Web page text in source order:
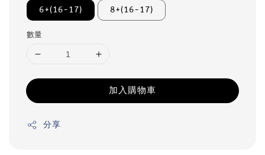
6+(16-17) 8+(16-17)
數量
加入購物車
分享